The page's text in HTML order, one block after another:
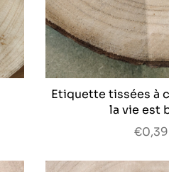
Etiquette tissées à
la vie est
€0,39